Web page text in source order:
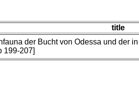
title
der Bucht von Odessa und der
199-207]